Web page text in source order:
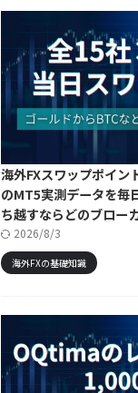
海外FXスワップポイ
のMT5実測データを毎
ち越すならどのブロー
2026/8/3
海外FXの基礎知識